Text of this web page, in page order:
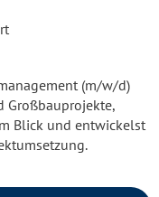
(m/w/d)
Großbauprojekte,
Blick und entwickelst